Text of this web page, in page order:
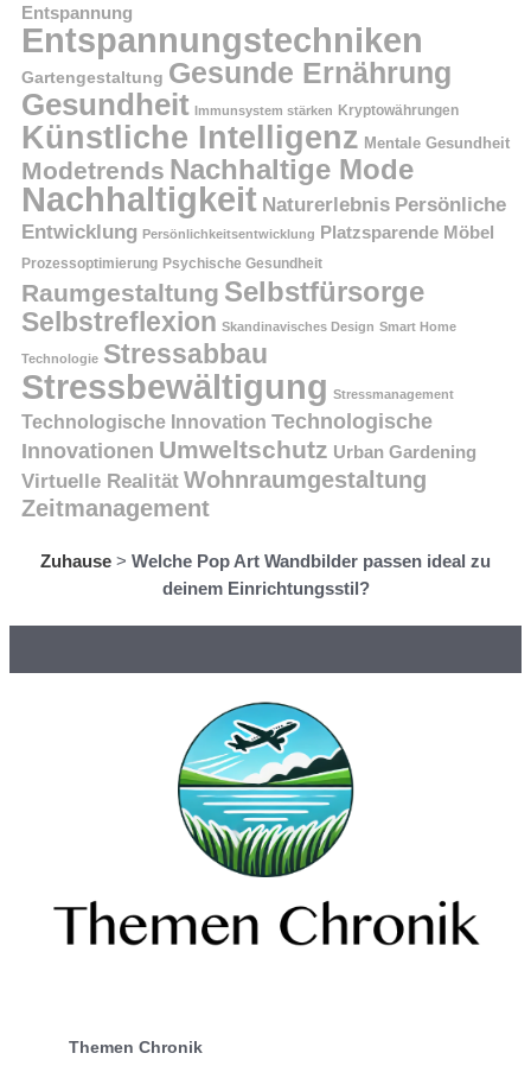
Entspannung
Entspannungstechniken
Gartengestaltung Gesunde Ernährung
Gesundheit Immunsystem stärken Kryptowährungen
Künstliche Intelligenz Mentale Gesundheit
Modetrends Nachhaltige Mode
Nachhaltigkeit Naturerlebnis Persönliche
Entwicklung Persönlichkeitsentwicklung Platzsparende Möbel
Prozessoptimierung Psychische Gesundheit
Raumgestaltung Selbstfürsorge
Selbstreflexion Skandinavisches Design Smart Home
Technologie Stressabbau
Stressbewältigung Stressmanagement
Technologische Innovation Technologische
Innovationen Umweltschutz Urban Gardening
Virtuelle Realität Wohnraumgestaltung
Zeitmanagement
Zuhause > Welche Pop Art Wandbilder passen ideal zu
deinem Einrichtungsstil?
Themen Chronik